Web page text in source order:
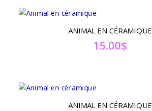
ANIMAL EN CÉRAMIQUE
15.00$
ANIMAL EN CÉRAMIQUE